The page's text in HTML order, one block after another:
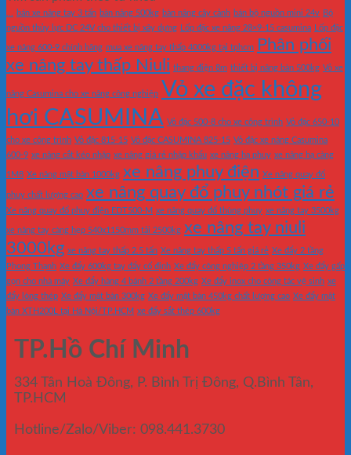
bán xe nâng tay 3 tấn bàn nâng 500kg bàn nâng cây cảnh bán bộ nguồn mini 24v Bộ
nguồn thủy lực DC 24V cho thiết bị xây dựng
Lốp đặc xe nâng 28×9-15 casumina Lốp đặc
xe nâng 600-9 chính hãng mua xe nâng tay thấp 4000kg tại tphcm
Phân phối
xe nâng tay thấp Niuli thang điện 8m thiết bị nâng bàn 500kg Vỏ xe
nâng Casumina cho xe nâng công nghiệp Vỏ xe đặc không
hơi CASUMINA Vỏ đặc 500-8 cho xe công trình Vỏ đặc 650-10
cho xe công trình Vỏ đặc 815-15 Vỏ đặc CASUMINA 825-15 Vỏ đặc xe nâng Casumina
600-9 xe nâng cắt kéo nhập xe nâng giá rẻ nhập khẩu xe nâng hạ phuy xe nâng hạ càng
1M8 Xe nâng mặt bàn 1000kg xe nâng phuy điện Xe nâng quay đổ
phuy chất lượng cao xe nâng quay đổ phuy nhót giá rẻ
Xe nâng quay đổ phuy điện EDT500-M xe nâng quay đổ thùng phuy xe nâng tay 3500kg
xe nâng tay càng hẹp 540x1150mm tải 2500kg xe nâng tay niuli
3000kg xe nâng tay thấp 2.5 tấn Xe nâng tay thấp 5 tấn giá rẻ Xe đẩy 2 tầng
Phong Thạnh Xe đẩy 600kg tay đẩy cố định Xe đẩy công nghiệp 2 tầng 350kg Xe đẩy gấp
gọn cho nhà máy Xe đẩy hàng 4 bánh 2 tầng 200kg Xe đẩy inox cho công tác vệ sinh xe
đẩy lòng thép Xe đẩy mặt bàn 300kg Xe đẩy mặt bàn 450kg chất lượng cao Xe đẩy mặt
bàn XTH200L tại Hà Nội/TP.HCM xe đẩy sắt thép 600kg
TP.Hồ Chí Minh
334 Tân Hoà Đông, P. Bình Trị Đông, Q.Bình Tân,
TP.HCM
Hotline/Zalo/Viber: 098.441.3730